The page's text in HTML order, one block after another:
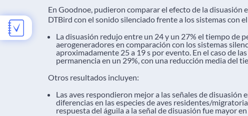
En Goodnoe, pudieron comparar el efecto de la
DTBird con el sonido silenciado frente a los sistemas con
La disuasión redujo entre un 24 y un 27% el tiempo de
aerogeneradores en comparación con los sistemas
aproximadamente 25 a 19 s por evento. En el caso de
permanencia en un 29%, con una reducción media del
Otros resultados incluyen:
Las aves respondieron mejor a las señales de
diferencias en las especies de aves residentes/
respuesta del águila a la señal de disuasión fue mayor